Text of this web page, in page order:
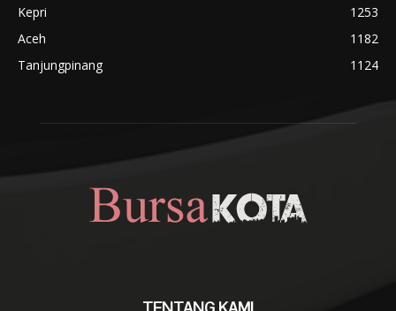
Kepri
1253
Aceh
1182
Tanjungpinang
1124